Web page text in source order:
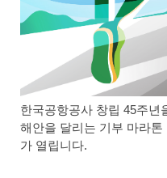
한국공항공사 창립 45주년
해안을 달리는 기부 마라톤
가 열립니다.